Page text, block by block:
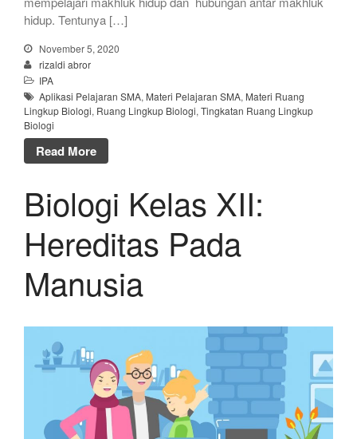
hidup. Tentunya […]
November 5, 2020
rizaldi abror
IPA
Aplikasi Pelajaran SMA, Materi Pelajaran SMA, Materi Ruang
Lingkup Biologi, Ruang Lingkup Biologi, Tingkatan Ruang Lingkup
Biologi
Read More
Biologi Kelas XII:
Hereditas Pada
Manusia